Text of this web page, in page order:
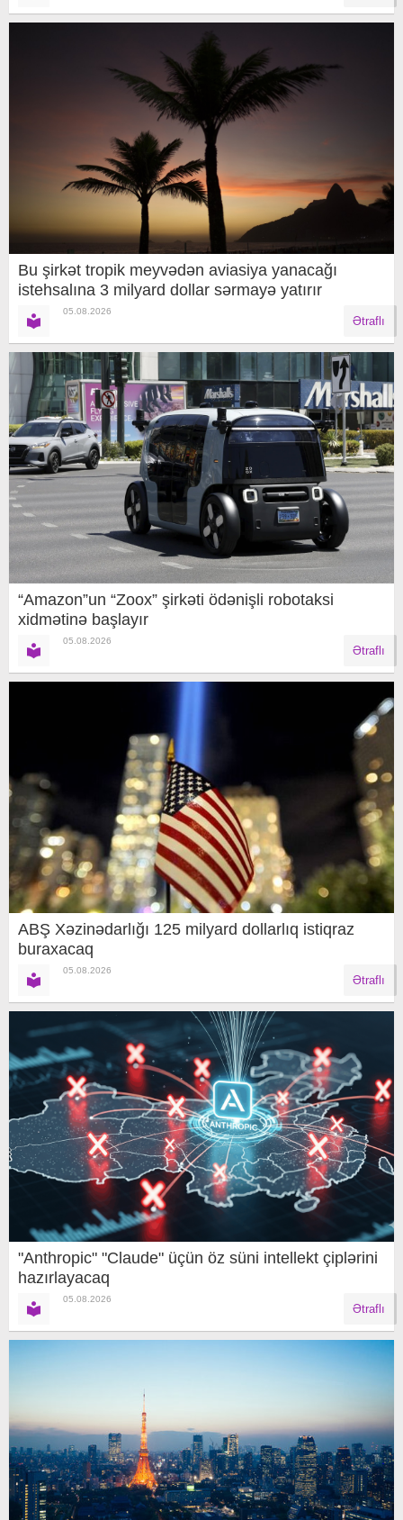
Bu şirkət tropik meyvədən aviasiya yanacağı
istehsalına 3 milyard dollar sərmayə yatırır
05.08.2026
Ətraflı
“Amazon”un “Zoox” şirkəti ödənişli robotaksi
xidmətinə başlayır
05.08.2026
Ətraflı
ABŞ Xəzinədarlığı 125 milyard dollarlıq istiqraz
buraxacaq
05.08.2026
Ətraflı
"Anthropic" "Claude" üçün öz süni intellekt çiplərini
hazırlayacaq
05.08.2026
Ətraflı